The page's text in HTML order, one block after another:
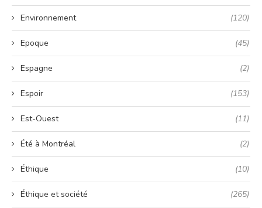
Environnement (120)
Epoque (45)
Espagne (2)
Espoir (153)
Est-Ouest (11)
Été à Montréal (2)
Éthique (10)
Éthique et société (265)